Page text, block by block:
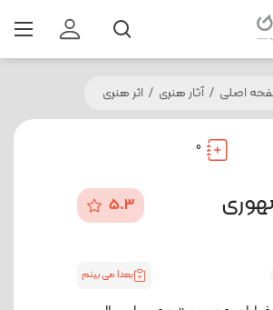
اصلی / آثار هنری / اثر هنری
0
5.3
بعدا می بینم